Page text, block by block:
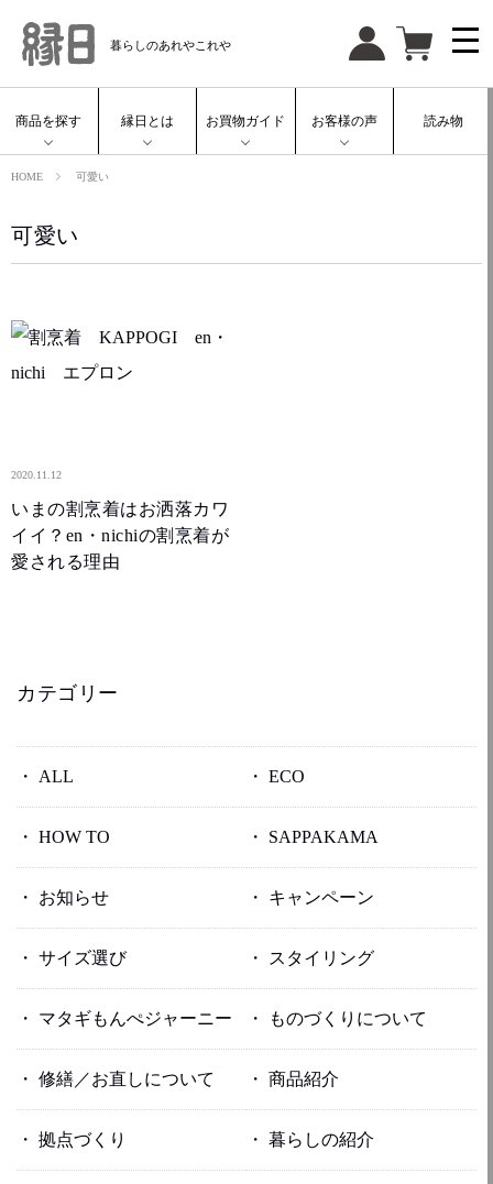
暮らしのあれやこれや
商品を探す 縁日とは お買物ガイド お客様の声 読み物
HOME 可愛い
可愛い
2020.11.12
いまの割烹着はお洒落カワ
イイ？en・nichiの割烹着が
愛される理由
カテゴリー
ALL ECO
HOW TO SAPPAKAMA
お知らせ キャンペーン
サイズ選び スタイリング
マタギもんぺジャーニー ものづくりについて
修繕／お直しについて 商品紹介
拠点づくり 暮らしの紹介